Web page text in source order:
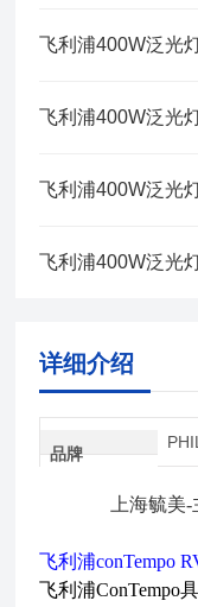
飞利浦400W泛光
飞利浦400W泛光
飞利浦400W泛光
飞利浦400W泛光
详细介绍
品牌
上海毓美
飞利浦conTempo
飞利浦ConTempo